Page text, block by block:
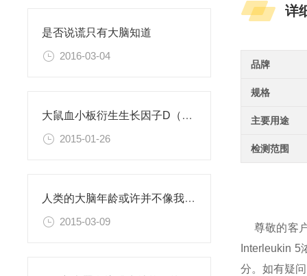
是否说谎只有大脑知道
2016-03-04
大鼠血小板衍生生长因子D（PDGFD）ELISA试剂盒
2015-01-26
人类的大脑年龄或许并不像我们此前认为的那样
2015-03-09
详
品牌
规格
主要用途
检测范围
尊敬的客
Interleukin
分。如有疑